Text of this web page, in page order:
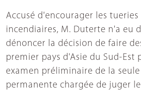
Accusé d'encourager les tueries
incendiaires, M. Duterte n'a eu
dénoncer la décision de faire
premier pays d'Asie du Sud-Est
examen préliminaire de la
permanente chargée de juger